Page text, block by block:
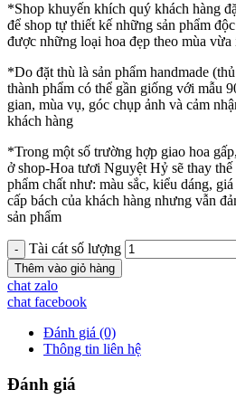
*Shop khuyến khích quý khách hàng
để shop tự thiết kế những sản phẩm
được những loại hoa đẹp theo mùa vừa
*Do đặt thù là sản phẩm handmade
thành phẩm có thể gần giống với mẫu
gian, mùa vụ, góc chụp ảnh và cảm
khách hàng
*Trong một số trường hợp giao hoa
ở shop-Hoa tươi Nguyệt Hỷ sẽ thay
phẩm chất như: màu sắc, kiểu dáng,
cấp bách của khách hàng nhưng vẫn
sản phẩm
Tài cát số lượng
Thêm vào giỏ hàng
chat zalo
chat facebook
Đánh giá (0)
Thông tin liên hệ
Đánh giá